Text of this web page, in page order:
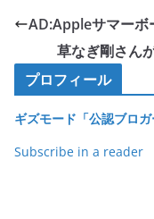
e
b
o
o
k
er
AD:Appleサマーボ
草なぎ剛さん
プロフィール
ギズモード「公認ブロガ
Subscribe in a reader